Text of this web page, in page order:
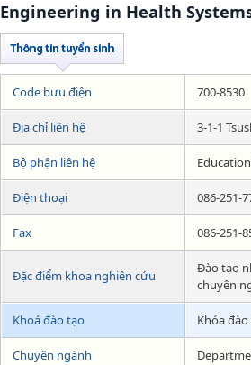
Engineering in Health
Code bưu điện 700-8530
Địa chỉ liên hệ 3-1-1
Bộ phận liên hệ
Điện thoại 086-251-
Fax 086-251-
Đặc điểm khoa nghiên cứu
Đào tạo
chuyên
Khoá đào tạo Khóa
Chuyên ngành